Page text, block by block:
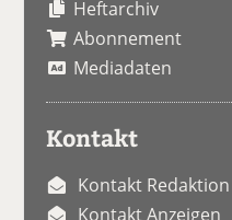
Heftarchiv
Abonnement
Mediadaten
Kontakt
Kontakt Redaktion
Kontakt Anzeigen